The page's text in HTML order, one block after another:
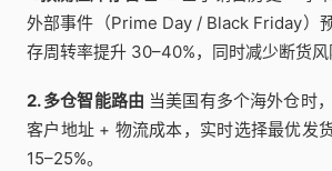
外部事件（Prime Day / Black Friday）
存周转率提升 30–40%，同时减少断货风
2. 多仓智能路由 当美国有多个海外仓时
客户地址 + 物流成本，实时选择最优发
15–25%。